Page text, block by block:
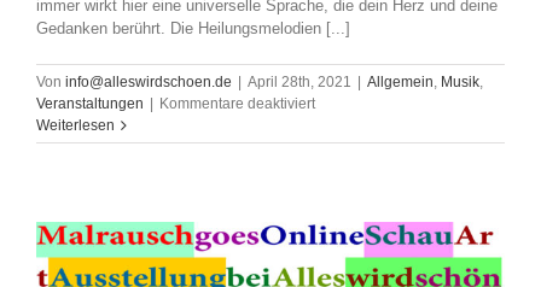
immer wirkt hier eine universelle Sprache, die dein Herz und deine
Gedanken berührt. Die Heilungsmelodien [...]
Von info@alleswirdschoen.de April 28th, 2021 Allgemein, Musik,
Veranstaltungen
Kommentare deaktiviertfür
Wolff
Musik
heilt.
Weiterlesen